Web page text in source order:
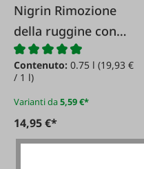
Nigrin Rimozione
della ruggine con
effetto immediato
Contenuto: 0.75 l (19,93 €
/ 1 l)
Varianti da5,59 €*
14,95 €*